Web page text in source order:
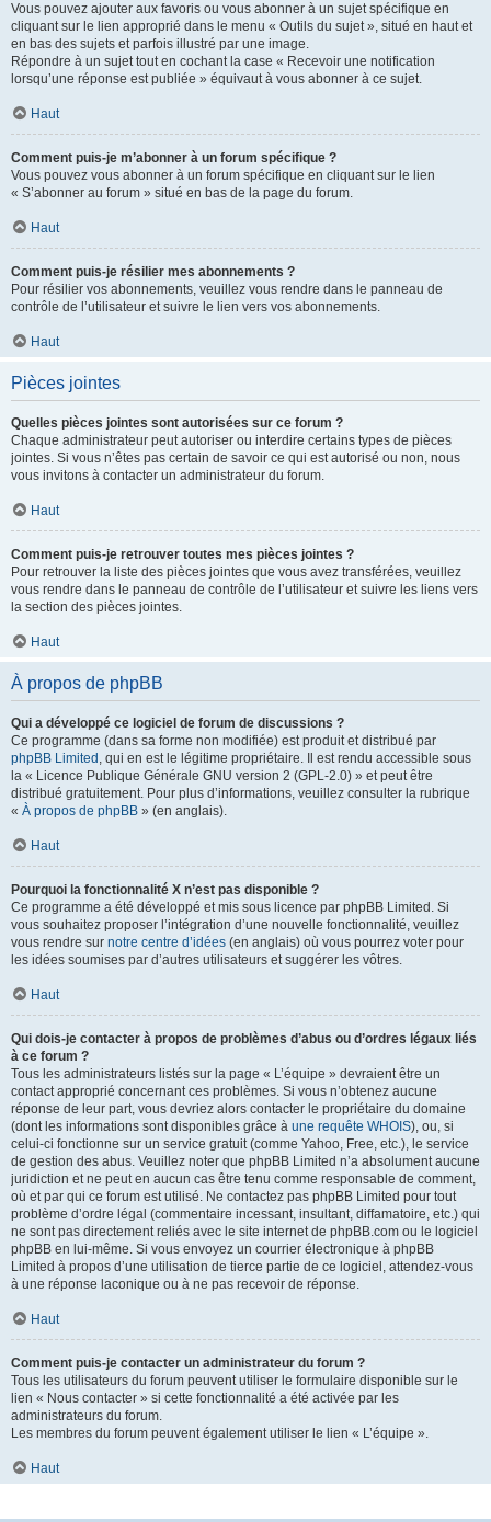
Vous pouvez ajouter aux favoris ou vous abonner à un sujet spécifique en
cliquant sur le lien approprié dans le menu « Outils du sujet », situé en haut et
en bas des sujets et parfois illustré par une image.
Répondre à un sujet tout en cochant la case « Recevoir une notification
lorsqu’une réponse est publiée » équivaut à vous abonner à ce sujet.
Haut
Comment puis-je m’abonner à un forum spécifique ?
Vous pouvez vous abonner à un forum spécifique en cliquant sur le lien
« S’abonner au forum » situé en bas de la page du forum.
Haut
Comment puis-je résilier mes abonnements ?
Pour résilier vos abonnements, veuillez vous rendre dans le panneau de
contrôle de l’utilisateur et suivre le lien vers vos abonnements.
Haut
Pièces jointes
Quelles pièces jointes sont autorisées sur ce forum ?
Chaque administrateur peut autoriser ou interdire certains types de pièces
jointes. Si vous n’êtes pas certain de savoir ce qui est autorisé ou non, nous
vous invitons à contacter un administrateur du forum.
Haut
Comment puis-je retrouver toutes mes pièces jointes ?
Pour retrouver la liste des pièces jointes que vous avez transférées, veuillez
vous rendre dans le panneau de contrôle de l’utilisateur et suivre les liens vers
la section des pièces jointes.
Haut
À propos de phpBB
Qui a développé ce logiciel de forum de discussions ?
Ce programme (dans sa forme non modifiée) est produit et distribué par
phpBB Limited , qui en est le légitime propriétaire. Il est rendu accessible sous
la « Licence Publique Générale GNU version 2 (GPL-2.0) » et peut être
distribué gratuitement. Pour plus d’informations, veuillez consulter la rubrique
« À propos de phpBB » (en anglais).
Haut
Pourquoi la fonctionnalité X n’est pas disponible ?
Ce programme a été développé et mis sous licence par phpBB Limited. Si
vous souhaitez proposer l’intégration d’une nouvelle fonctionnalité, veuillez
vous rendre sur notre centre d’idées (en anglais) où vous pourrez voter pour
les idées soumises par d’autres utilisateurs et suggérer les vôtres.
Haut
Qui dois-je contacter à propos de problèmes d’abus ou d’ordres légaux liés
à ce forum ?
Tous les administrateurs listés sur la page « L’équipe » devraient être un
contact approprié concernant ces problèmes. Si vous n’obtenez aucune
réponse de leur part, vous devriez alors contacter le propriétaire du domaine
(dont les informations sont disponibles grâce à une requête WHOIS), ou, si
celui-ci fonctionne sur un service gratuit (comme Yahoo, Free, etc.), le service
de gestion des abus. Veuillez noter que phpBB Limited n’a absolument aucune
juridiction et ne peut en aucun cas être tenu comme responsable de comment,
où et par qui ce forum est utilisé. Ne contactez pas phpBB Limited pour tout
problème d’ordre légal (commentaire incessant, insultant, diffamatoire, etc.) qui
ne sont pas directement reliés avec le site internet de phpBB.com ou le logiciel
phpBB en lui-même. Si vous envoyez un courrier électronique à phpBB
Limited à propos d’une utilisation de tierce partie de ce logiciel, attendez-vous
à une réponse laconique ou à ne pas recevoir de réponse.
Haut
Comment puis-je contacter un administrateur du forum ?
Tous les utilisateurs du forum peuvent utiliser le formulaire disponible sur le
lien « Nous contacter » si cette fonctionnalité a été activée par les
administrateurs du forum.
Les membres du forum peuvent également utiliser le lien « L’équipe ».
Haut